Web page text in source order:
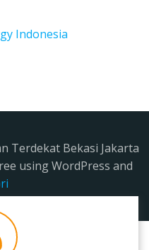
Indonesia
Terdekat Bekasi Jakarta
using WordPress and